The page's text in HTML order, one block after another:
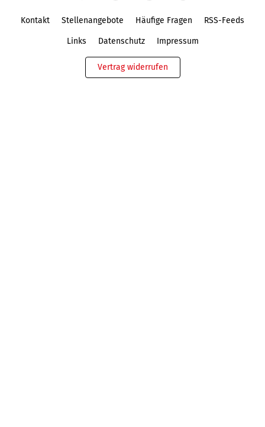
Kontakt Stellenangebote Häufige Fragen RSS-Feeds
Links Datenschutz Impressum
Vertrag widerrufen